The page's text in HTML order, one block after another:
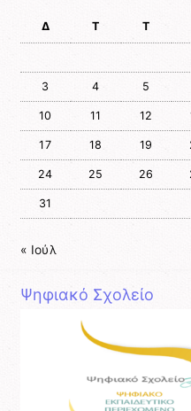
Δ Τ Τ
3 4 5
10 11 12
17 18 19
24 25 26
31
« Ιούλ
Ψηφιακό Σχολείο